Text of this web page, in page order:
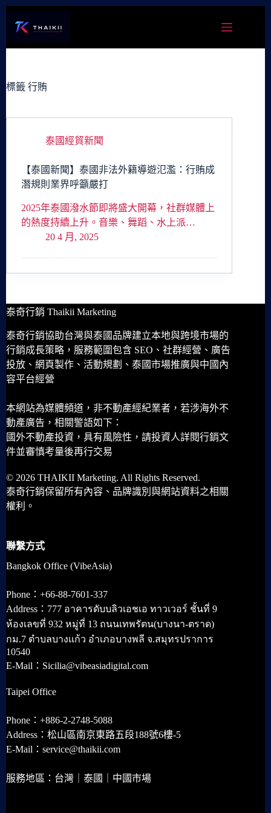
容
標籤 行賄
泰國經貿新聞
【泰國新聞】泰國非法外籍導遊氾濫：行賄成
潛規則業界呼籲嚴打
2025年泰國潑水節即將盛大開幕，社群媒體上
的熱度持續上升。音樂、舞蹈、水上派…
20 4 月, 2025
泰奇行銷 Thaikii Marketing
泰奇行銷協助台灣與泰國品牌建立本地與跨境市場的
行銷成長策略，服務範圍包含 SEO、社群經營、廣告
投放、網頁製作、活動規劃、泰國市場推廣與中國內
容平台經營
本網站為媒體頻道，非不動產經紀業者，若涉海外不
動產廣告，相關警語如下：
國外不動產投資，具有風險性，請投資人詳閱行銷文
件並審慎考量後再行交易
© 2026 THAIKII Marketing. All Rights Reserved.
泰奇行銷保留所有內容、品牌識別與網站資料之相關
權利。
聯繫方式
Bangkok Office (VibeAsia)
Phone：+66-88-7601-337
Address：777 อาคารดับบลิวเอชเอ ทาวเวอร์ ชั้นที่ 9
ห้องเลขที่ 932 หมู่ที่ 13 ถนนเทพรัตน(บางนา-ตราด)
กม.7 ตำบลบางแก้ว อำเภอบางพลี จ.สมุทรปราการ
10540
E-Mail：Sicilia@vibeasiadigital.com
Taipei Office
Phone：+886-2-2748-5088
Address：松山區南京東路五段188號6樓-5
E-Mail：service@thaikii.com
服務地區：台灣｜泰國｜中國市場